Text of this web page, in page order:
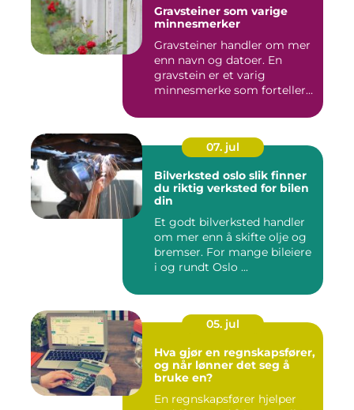
Gravsteiner som varige
minnesmerker
Gravsteiner handler om mer
enn navn og datoer. En
gravstein er et varig
minnesmerke som forteller
07. jul
Bilverksted oslo slik finner
du riktig verksted for bilen
din
Et godt bilverksted handler
om mer enn å skifte olje og
bremser. For mange bileiere
i og rundt Oslo ...
05. jul
Hva gjør en regnskapsfører,
og når lønner det seg å
bruke en?
En regnskapsfører hjelper